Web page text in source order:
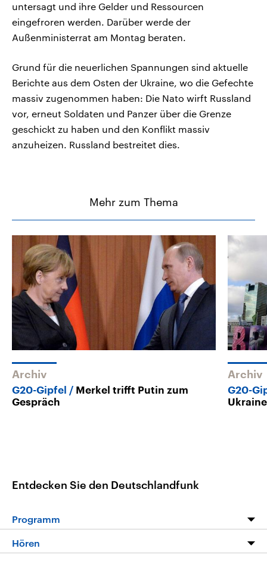
untersagt und ihre Gelder und Ressourcen
eingefroren werden. Darüber werde der
Außenministerrat am Montag beraten.
Grund für die neuerlichen Spannungen sind aktuelle
Berichte aus dem Osten der Ukraine, wo die Gefechte
massiv zugenommen haben: Die Nato wirft Russland
vor, erneut Soldaten und Panzer über die Grenze
geschickt zu haben und den Konflikt massiv
anzuheizen. Russland bestreitet dies.
Mehr zum Thema
Archiv
G20-Gipfel
Merkel trifft Putin zum
Gespräch
Archiv
G20-
Entdecken Sie den Deutschlandfunk
Programm
Programm
Hören